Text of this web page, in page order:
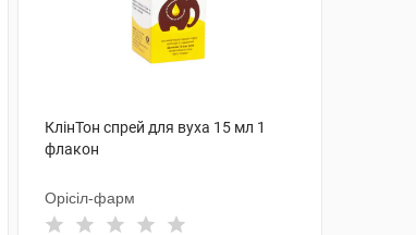
КлінТон спрей для вуха 15 мл 1
флакон
Орісіл-фарм